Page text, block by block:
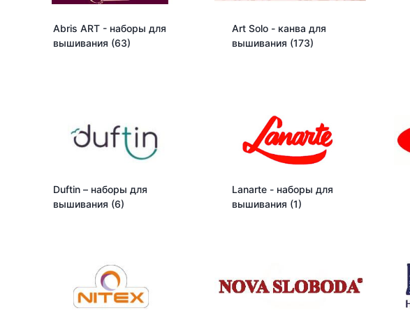
Abris ART - наборы для
вышивания (63)
Art Solo - канва для
вышивания (173)
Duftin – наборы для
вышивания (6)
Lanarte - наборы для
вышивания (1)